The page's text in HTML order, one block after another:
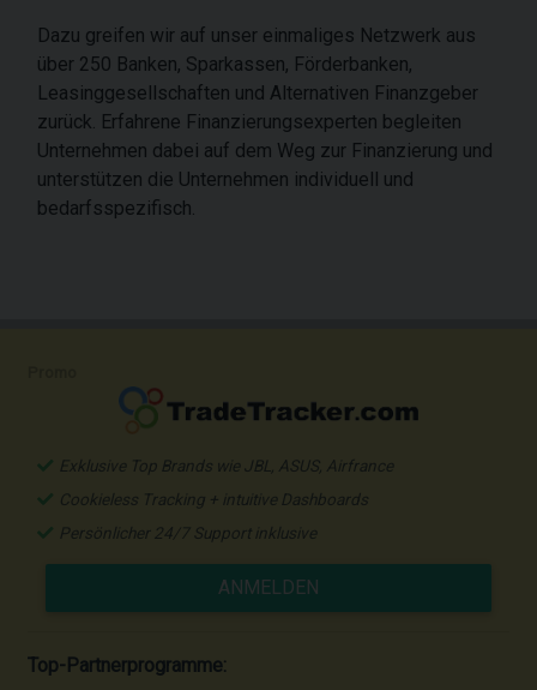
Dazu greifen wir auf unser einmaliges Netzwerk aus
über 250 Banken, Sparkassen, Förderbanken,
Leasinggesellschaften und Alternativen Finanzgeber
zurück. Erfahrene Finanzierungsexperten begleiten
Unternehmen dabei auf dem Weg zur Finanzierung und
unterstützen die Unternehmen individuell und
bedarfsspezifisch.
Exklusive Top Brands wie JBL, ASUS, Airfrance
Cookieless Tracking + intuitive Dashboards
Persönlicher 24/7 Support inklusive
ANMELDEN
Top-Partnerprogramme: